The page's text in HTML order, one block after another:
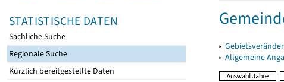
STATISTISCHE DATEN
Sachliche Suche
Regionale Suche
Kürzlich bereitgestellte Daten
▸
▸ Allgemeine